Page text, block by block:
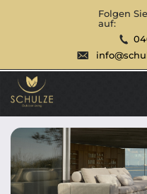
Folgen
auf: